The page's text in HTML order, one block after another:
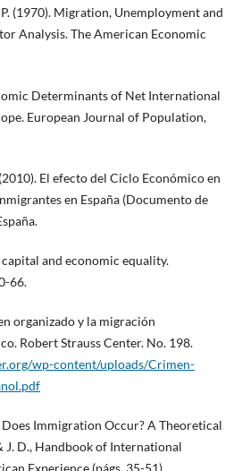
(1970). Migration, Unemployment and
Analysis. The American Economic
Determinants of Net International
European Journal of Population,
El efecto del Ciclo Económico en
en España (Documento de
capital and economic equality.
66.
organizado y la migración
Robert Strauss Center. No. 198.
wp-content/uploads/Crimen-
Does Immigration Occur? A Theoretical
J. D., Handbook of International
Experience (págs. 35-51).